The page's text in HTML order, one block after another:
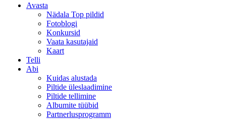
Avasta
Nädala Top pildid
Fotoblogi
Konkursid
Vaata kasutajaid
Kaart
Telli
Abi
Kuidas alustada
Piltide üleslaadimine
Piltide tellimine
Albumite tüübid
Partnerlusprogramm